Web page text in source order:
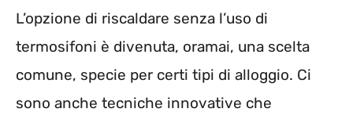
L’opzione di riscaldare senza l’uso di
termosifoni è divenuta, oramai, una scelta
comune, specie per certi tipi di alloggio. Ci
sono anche tecniche innovative che